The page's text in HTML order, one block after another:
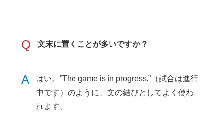
Q 文末に置くことが多いですか？
A
はい。”The game is in progress.”（試合は進行
中です）のように、文の結びとしてよく使わ
れます。